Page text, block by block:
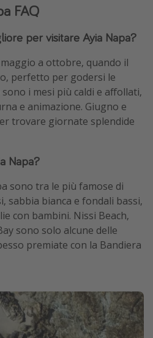
FAQ
per visitare Ayia Napa?
a ottobre, quando il
perfetto per godersi le
i mesi più caldi e affollati,
e animazione. Giugno e
trovare giornate splendide
Napa?
sono tra le più famose di
sabbia bianca e fondali bassi,
con bambini. Nissi Beach,
sono solo alcune delle
premiate con la Bandiera